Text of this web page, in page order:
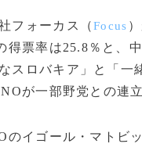
フォーカス（Focus
得票率は25.8％と、
なスロバキア」と「一
が一部野党との連
イゴール・マトビ